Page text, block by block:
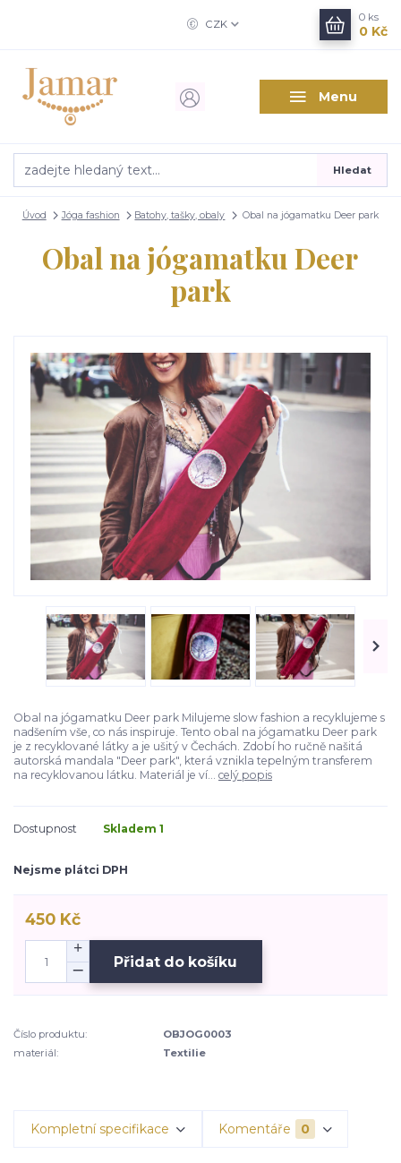
Menu
CZK
Hledat
0 ks
0 Kč
Úvod Jóga fashion Batohy, tašky, obaly Obal na jógamatku Deer park
Obal na jógamatku Deer
park
Obal na jógamatku Deer park Milujeme slow fashion a recyklujeme s
nadšením vše, co nás inspiruje. Tento obal na jógamatku Deer park
je z recyklované látky a je ušitý v Čechách. Zdobí ho ručně našitá
autorská mandala "Deer park", která vznikla tepelným transferem
na recyklovanou látku. Materiál je ví... celý popis
Dostupnost Skladem 1
Nejsme plátci DPH
450 Kč
Přidat do košíku
Číslo produktu:
OBJOG0003
materiál:
Textilie
Kompletní specifikace Komentáře 0